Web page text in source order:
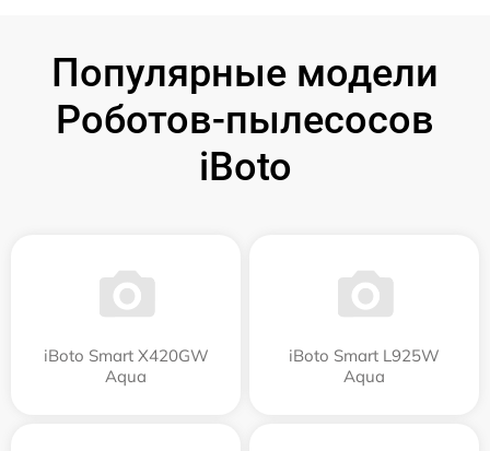
Популярные модели
Роботов-пылесосов
iBoto
iBoto Smart Х420GW
Aqua
iBoto Smart L925W
Aqua